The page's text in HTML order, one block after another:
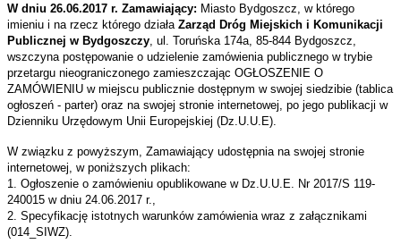
W dniu 26.06.2017 r. Zamawiający: Miasto Bydgoszcz, w którego
imieniu i na rzecz którego działa Zarząd Dróg Miejskich i Komunikacji
Publicznej w Bydgoszczy , ul. Toruńska 174a, 85-844 Bydgoszcz,
wszczyna postępowanie o udzielenie zamówienia publicznego w trybie
przetargu nieograniczonego zamieszczając OGŁOSZENIE O
ZAMÓWIENIU w miejscu publicznie dostępnym w swojej siedzibie (tablica
ogłoszeń - parter) oraz na swojej stronie internetowej, po jego publikacji w
Dzienniku Urzędowym Unii Europejskiej (Dz.U.U.E).
W związku z powyższym, Zamawiający udostępnia na swojej stronie
internetowej, w poniższych plikach:
1. Ogłoszenie o zamówieniu opublikowane w Dz.U.U.E. Nr 2017/S 119-
240015 w dniu 24.06.2017 r.,
2. Specyfikację istotnych warunków zamówienia wraz z załącznikami
(014_SIWZ).